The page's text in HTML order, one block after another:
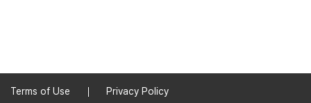
Terms of Use Privacy Policy